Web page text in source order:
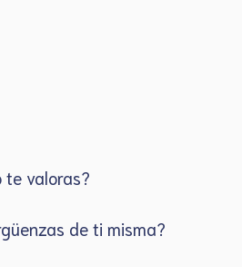
te valoras?
de ti misma?